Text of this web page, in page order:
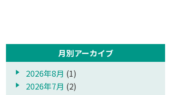
月別アーカイブ
2026年8月 (1)
2026年7月 (2)